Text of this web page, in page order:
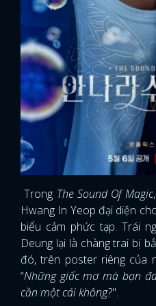
ĐĂNG
Trong The Sound Of Magic
Hwang In Yeop đại diện
biểu cảm phức tạp. Trái
Deung lại là chàng trai bị
đó, trên poster riêng của
“Những giấc mơ mà bạn
cần một cái không?".